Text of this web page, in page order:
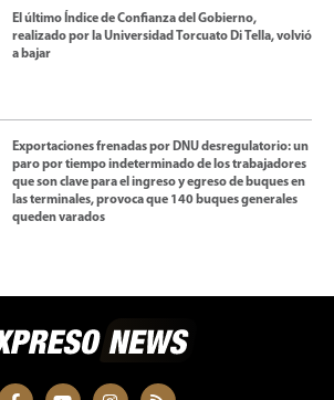
El último Índice de Confianza del Gobierno,
realizado por la Universidad Torcuato Di Tella, volvió
a bajar
Exportaciones frenadas por DNU desregulatorio: un
paro por tiempo indeterminado de los trabajadores
que son clave para el ingreso y egreso de buques en
las terminales, provoca que 140 buques generales
queden varados